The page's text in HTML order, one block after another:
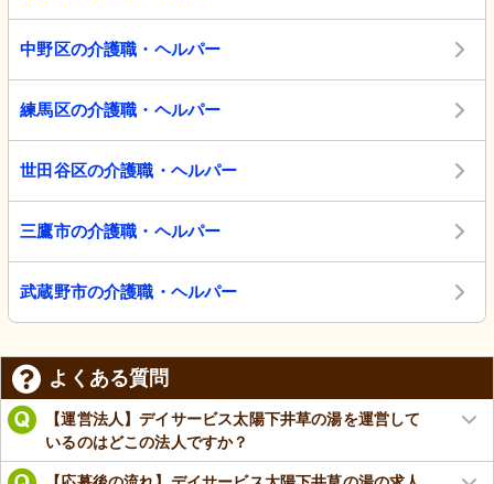
中野区の介護職・ヘルパー
練馬区の介護職・ヘルパー
世田谷区の介護職・ヘルパー
三鷹市の介護職・ヘルパー
武蔵野市の介護職・ヘルパー
よくある質問
【運営法人】デイサービス太陽下井草の湯を運営して
いるのはどこの法人ですか？